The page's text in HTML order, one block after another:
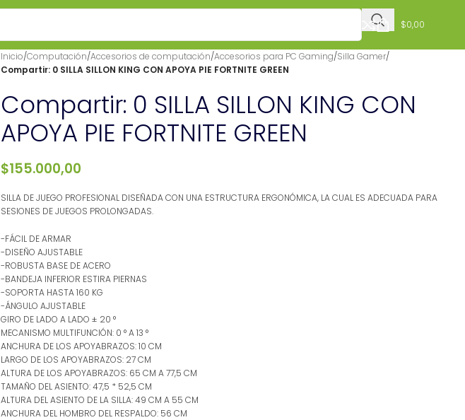
$0,00
Inicio/Computación/Accesorios de computación/Accesorios para PC Gaming/Silla Gamer/
Compartir: 0 SILLA SILLON KING CON APOYA PIE FORTNITE GREEN
Compartir: 0 SILLA SILLON KING CON
APOYA PIE FORTNITE GREEN
$155.000,00
SILLA DE JUEGO PROFESIONAL DISEÑADA CON UNA ESTRUCTURA ERGONÓMICA, LA CUAL ES ADECUADA PARA
SESIONES DE JUEGOS PROLONGADAS.
-FÁCIL DE ARMAR
-DISEÑO AJUSTABLE
-ROBUSTA BASE DE ACERO
-BANDEJA INFERIOR ESTIRA PIERNAS
-SOPORTA HASTA 160 KG
-ÁNGULO AJUSTABLE
GIRO DE LADO A LADO ± 20 °
MECANISMO MULTIFUNCIÓN: 0 ° A 13 °
ANCHURA DE LOS APOYABRAZOS: 10 CM
LARGO DE LOS APOYABRAZOS: 27 CM
ALTURA DE LOS APOYABRAZOS: 65 CM A 77,5 CM
TAMAÑO DEL ASIENTO: 47,5 * 52,5 CM
ALTURA DEL ASIENTO DE LA SILLA: 49 CM A 55 CM
ANCHURA DEL HOMBRO DEL RESPALDO: 56 CM